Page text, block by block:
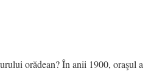
orădean? În anii 1900, oraşul a